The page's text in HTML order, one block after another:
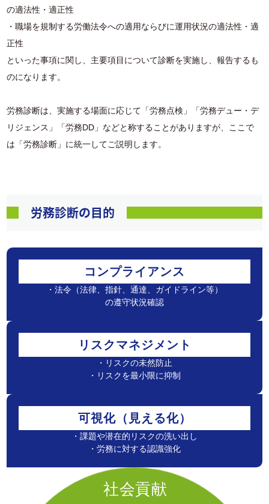
の適法性・適正性
・職場を規制する労働法令への適用ならびに運用状況の適法性・適
正性
といった事項に関し、主要項目について診断を実施し、報告するも
のになります。
労務診断は、実施する場面に応じて「労務点検」「労務デュー・デ
リジェンス」「労務DD」などと称することがありますが、ここで
は「労務診断」に統一してご説明します。
労務診断の目的
コンプライアンス
・法令（法律、指針、通達、ガイドライン等）
の遵守状況確認
リスクマネジメント
・リスクの未然防止
・リスクを最小限に抑制
可視化（見える化）
・課題や潜在的リスクの洗い出し
・労務に対する認識強化